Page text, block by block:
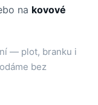
na kovové
— plot, branku i
bez